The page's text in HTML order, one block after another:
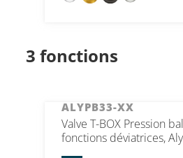
3 fonctions
ALYPB33-XX
Valve T-BOX Pression
fonctions déviatrices,